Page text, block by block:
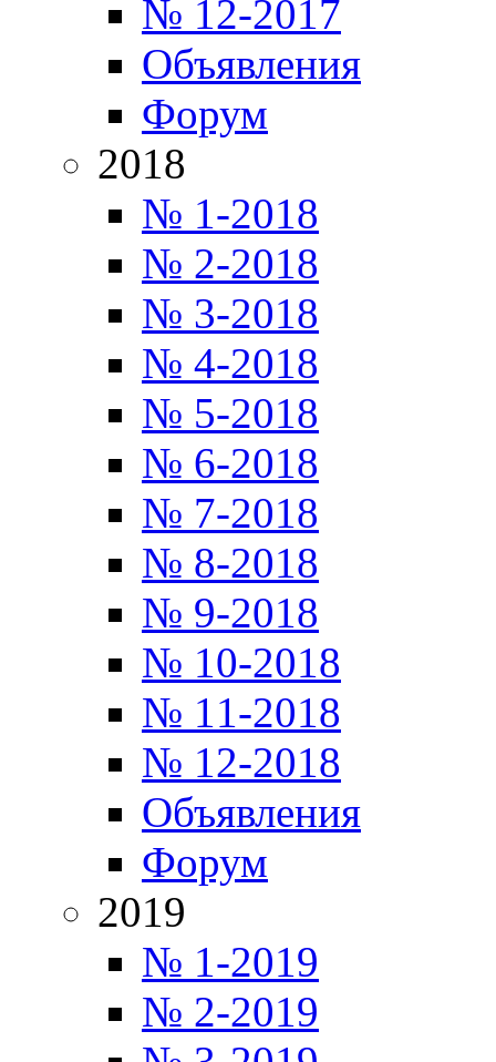
№ 12-2017
Объявления
Форум
2018
№ 1-2018
№ 2-2018
№ 3-2018
№ 4-2018
№ 5-2018
№ 6-2018
№ 7-2018
№ 8-2018
№ 9-2018
№ 10-2018
№ 11-2018
№ 12-2018
Объявления
Форум
2019
№ 1-2019
№ 2-2019